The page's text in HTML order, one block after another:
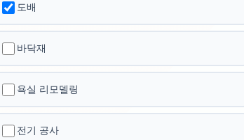
도배
바닥재
욕실 리모델링
전기 공사